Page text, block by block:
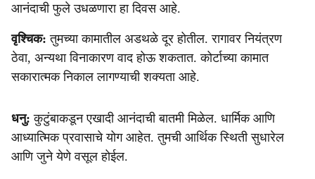
आनंदाची फुले उधळणारा हा दिवस आहे.
वृश्चिक: तुमच्या कामातील अडथळे दूर होतील. रागावर नियंत्रण
ठेवा, अन्यथा विनाकारण वाद होऊ शकतात. कोर्टाच्या कामात
सकारात्मक निकाल लागण्याची शक्यता आहे.
धनु: कुटुंबाकडून एखादी आनंदाची बातमी मिळेल. धार्मिक आणि
आध्यात्मिक प्रवासाचे योग आहेत. तुमची आर्थिक स्थिती सुधारेल
आणि जुने येणे वसूल होईल.